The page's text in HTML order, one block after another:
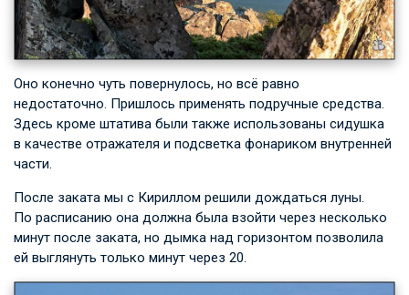
Оно конечно чуть повернулось, но всё равно
недостаточно. Пришлось применять подручные средства.
Здесь кроме штатива были также использованы сидушка
в качестве отражателя и подсветка фонариком внутренней
части.
После заката мы с Кириллом решили дождаться луны.
По расписанию она должна была взойти через несколько
минут после заката, но дымка над горизонтом позволила
ей выглянуть только минут через 20.